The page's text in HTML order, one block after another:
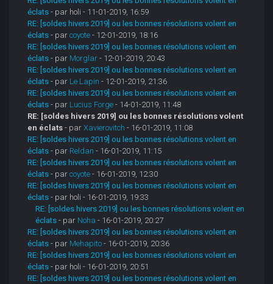
éclats - par holi - 11-01-2019, 16:59
RE: [soldes hivers 2019] ou les bonnes résolutions volent en
éclats - parcoyote - 12-01-2019, 18:16
RE: [soldes hivers 2019] ou les bonnes résolutions volent en
éclats - par Morglar - 12-01-2019, 20:43
RE: [soldes hivers 2019] ou les bonnes résolutions volent en
éclats - par Le Lapin - 12-01-2019, 21:36
RE: [soldes hivers 2019] ou les bonnes résolutions volent en
éclats - par Lucius Forge - 14-01-2019, 11:48
RE: [soldes hivers 2019] ou les bonnes résolutions volent
en éclats - parXavierovitch - 16-01-2019, 11:08
RE: [soldes hivers 2019] ou les bonnes résolutions volent en
éclats - par Reldan - 16-01-2019, 11:15
RE: [soldes hivers 2019] ou les bonnes résolutions volent en
éclats - parcoyote - 16-01-2019, 12:30
RE: [soldes hivers 2019] ou les bonnes résolutions volent en
éclats - par holi - 16-01-2019, 19:33
RE: [soldes hivers 2019] ou les bonnes résolutions volent en
éclats - par Noha - 16-01-2019, 20:27
RE: [soldes hivers 2019] ou les bonnes résolutions volent en
éclats - par Mehapito - 16-01-2019, 20:36
RE: [soldes hivers 2019] ou les bonnes résolutions volent en
éclats - par holi - 16-01-2019, 20:51
RE: [soldes hivers 2019] ou les bonnes résolutions volent en